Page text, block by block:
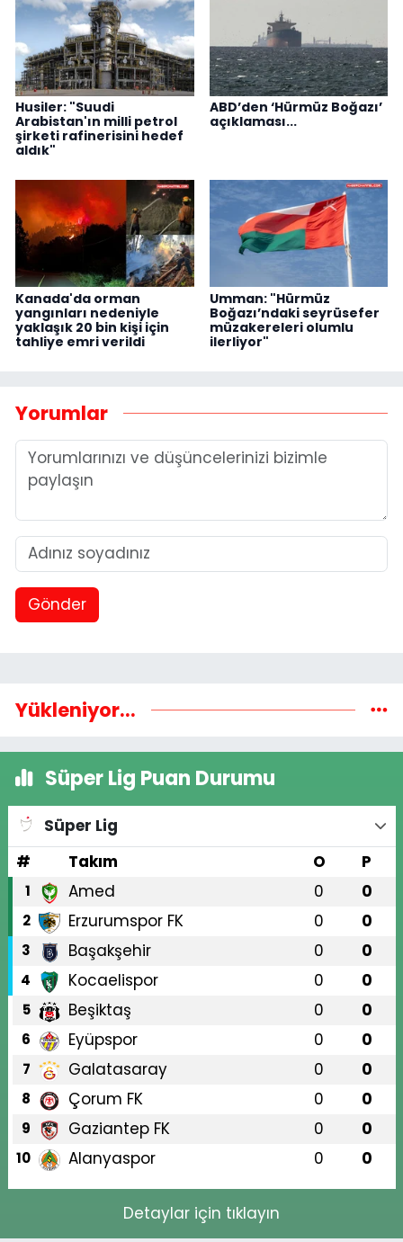
Husiler: "Suudi
Arabistan'ın milli petrol
şirketi rafinerisini hedef
aldık"
ABD’den ‘Hürmüz Boğazı’
açıklaması...
Kanada'da orman
yangınları nedeniyle
yaklaşık 20 bin kişi için
tahliye emri verildi
Umman: "Hürmüz
Boğazı’ndaki seyrüsefer
müzakereleri olumlu
ilerliyor"
Yorumlar
Gönder
Yükleniyor...
Süper Lig Puan Durumu
Süper Lig
#
Takım O P
1 Amed 0 0
2 Erzurumspor FK 0 0
3 Başakşehir 0 0
4 Kocaelispor 0 0
5 Beşiktaş 0 0
6 Eyüpspor 0 0
7 Galatasaray 0 0
8 Çorum FK 0 0
9 Gaziantep FK 0 0
10 Alanyaspor 0 0
Detaylar için tıklayın